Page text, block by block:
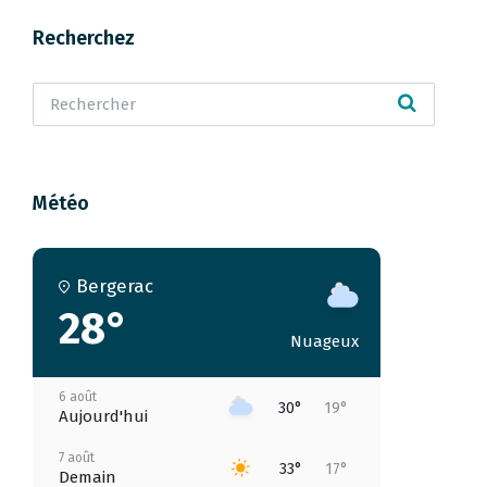
Recherchez
Météo
Bergerac
28° Nuageux
6 août
Aujourd'hui 30° 19°
7 août
Demain 33° 17°